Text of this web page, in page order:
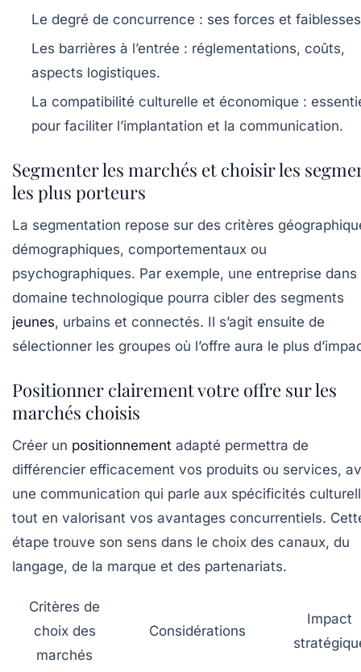
Le degré de concurrence : ses forces et
Les barrières à l’entrée : réglementations, coûts,
aspects logistiques.
La compatibilité culturelle et économique :
pour faciliter l’implantation et la communication.
Segmenter les marchés et choisir les
les plus porteurs
La segmentation repose sur des critères
démographiques, comportementaux ou
psychographiques. Par exemple, une entreprise dans
domaine technologique pourra cibler des segments
jeunes, urbains et connectés. Il s’agit ensuite de
sélectionner les groupes où l’offre aura le plus
Positionner clairement votre offre sur les
marchés choisis
Créer un positionnement adapté permettra de
différencier efficacement vos produits ou services,
une communication qui parle aux spécificités
tout en valorisant vos avantages concurrentiels.
étape trouve son sens dans le choix des canaux, du
langage, de la marque et des partenariats.
Critères de
choix des
marchés
Considérations
Impact